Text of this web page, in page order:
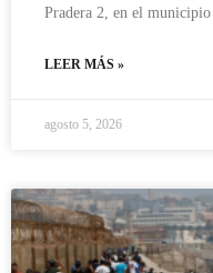
Pradera 2, en el municipio
LEER MÁS »
agosto 5, 2026